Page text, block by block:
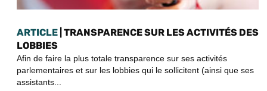
ARTICLE | TRANSPARENCE SUR LES ACTIVITÉS DES
LOBBIES
Afin de faire la plus totale transparence sur ses activités
parlementaires et sur les lobbies qui le sollicitent (ainsi que ses
assistants...